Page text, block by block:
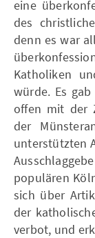
eine
des
denn es war
Katholiken
würde. Es
offen mit der
der
unterstützten
populären
sich über
der
verbot, und